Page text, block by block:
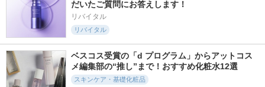
PDRN ヒアルロン酸
100 セラム
Anua
アベイユ ロイヤル
ウォータリー オイ
ル セロム
スキンパワーアドバ
ンスト クリーム
だいたご質問にお答えします！
リバイタル
リバイタル
ベスコス受賞の「d プログラム」からアットコス
メ編集部の“推し”まで！おすすめ化粧水12選
スキンケア・基礎化粧品